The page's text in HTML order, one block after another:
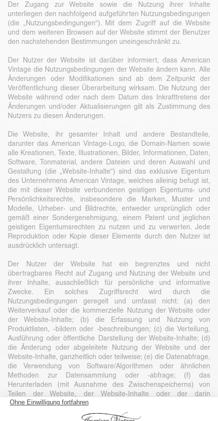
Der Zugang zur Website sowie die Nutzung ihrer Inhalte
unterliegen den nachfolgend aufgeführten Nutzungsbedingungen
(die „Nutzungsbedingungen“). Mit dem Zugriff auf die Website
und dem weiteren Browsen auf der Website stimmt der Benutzer
den nachstehenden Bestimmungen uneingeschränkt zu.
Der Nutzer der Website ist darüber informiert, dass American
Vintage die Nutzungsbedingungen der Website ändern kann. Alle
Änderungen oder Modifikationen sind ab dem Zeitpunkt der
Veröffentlichung dieser Überarbeitung wirksam. Die Nutzung der
Website während oder nach dem Datum des Inkrafttretens der
Änderungen und/oder Aktualisierungen gilt als Zustimmung des
Nutzers zu diesen Änderungen.
Die Website, ihr gesamter Inhalt und andere Bestandteile,
darunter das American Vintage-Logo, die Domain-Namen sowie
alle Kreationen, Texte, Illustrationen, Bilder, Informationen, Daten,
Software, Tonmaterial, andere Dateien und deren Auswahl und
Gestaltung (die „Website-Inhalte“) sind das exklusive Eigentum
des Unternehmens American Vintage, welches alleinig befugt ist,
die mit dieser Website verbundenen geistigen Eigentums- und
Persönlichkeitsrechte, insbesondere die Marken, Muster und
Modelle, Urheber- und Bildrechte, entweder ursprünglich oder
gemäß einer Sondergenehmigung, einem Patent und jeglichen
geistigen Eigentumsrechten zu nutzen und zu verwerten. Jede
Reproduktion oder Kopie dieser Elemente durch den Nutzer ist
ausdrücklich untersagt.
Der Nutzer der Website hat ein begrenztes und nicht
übertragbares Recht auf Zugang und Nutzung der Website und
ihrer Inhalte, ausschließlich für persönliche und informative
Zwecke. Ein solches Zugriffsrecht wird durch die
Nutzungsbedingungen geregelt und umfasst nicht: (a) den
Weiterverkauf oder die kommerzielle Nutzung der Website oder
der Website-Inhalte; (b) die Erfassung und Nutzung von
Produktlisten, -bildern oder -beschreibungen; (c) die Verteilung,
Ausführung oder öffentliche Darstellung der Website-Inhalte; (d)
die Änderung oder abgeleitete Nutzung der Website und der
Website-Inhalte, ganzheitlich oder teilweise; (e) die Datenabfrage,
die Verwendung von Software/Algorithmen oder ähnlichen
Methoden zur Datensammlung oder -abfrage; (f) das
Herunterladen (mit Ausnahme des Zwischenspeicherns) von
Teilen der Website, der Website-Inhalte oder der darin
enthaltenen Informationen, es sei denn, dies ist auf der Website
ausdrücklich gestattet; oder (g) die Verwendung der Website oder